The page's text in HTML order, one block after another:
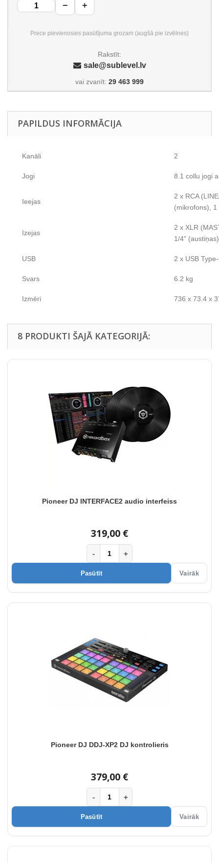
− +
Prece pievienosies pasūtījuma grozam (augšā pie izvēlnes)
Rakstīt:
sale@sublevel.lv
vai zvanīt: 29 463 999
PAPILDUS INFORMĀCIJA
Kanāli 2
Jogi 8.1 collu jogi
Ieejas
2 x RCA
(mikrofons), 1
Izejas
2 x XLR
1/4" (austiņas)
USB 2 x USB
Svars 6.2 kg
Izmēri 736 x 73.4 x
8 PRODUKTI ŠAJĀ KATEGORIJĀ:
Pioneer DJ INTERFACE2 audio interfeiss
319,00 €
- +
Pasūtīt Vairāk
Pioneer DJ DDJ-XP2 DJ kontrolieris
379,00 €
- +
Pasūtīt Vairāk